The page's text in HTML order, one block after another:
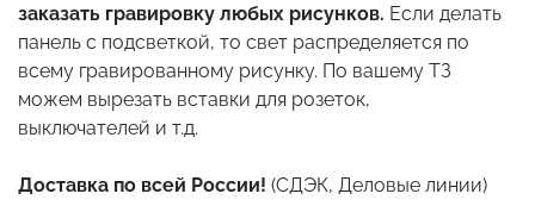
заказать гравировку любых рисунков. Если делать
панель с подсветкой, то свет распределяется по
всему гравированному рисунку. По вашему ТЗ
можем вырезать вставки для розеток,
выключателей и т.д.
Доставка по всей России! (СДЭК, Деловые линии)